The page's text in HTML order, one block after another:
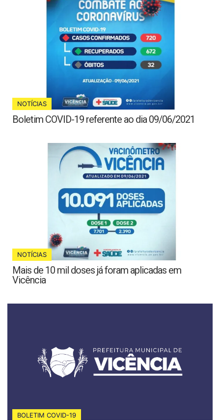
NOTÍCIAS
Boletim COVID-19 referente ao dia 09/06/2021
NOTÍCIAS
Mais de 10 mil doses já foram aplicadas em
Vicência
BOLETIM COVID-19